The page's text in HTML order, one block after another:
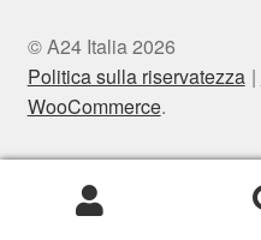
© A24 Italia 2026
Politica sulla riservatezza
WooCommerce.